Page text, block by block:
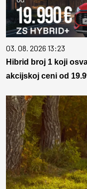
03. 08. 2026 13:23
Hibrid broj 1 koji
akcijskoj ceni od